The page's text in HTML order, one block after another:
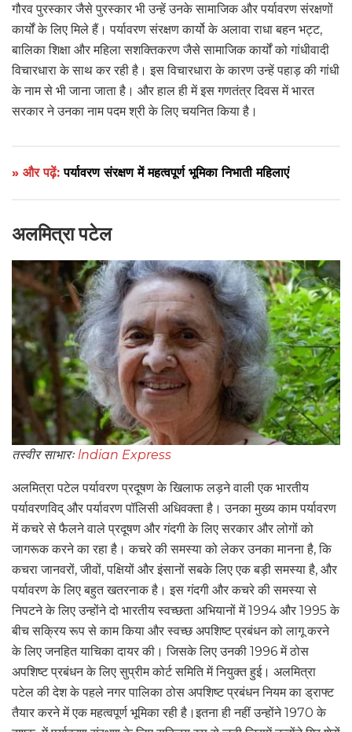
गौरव पुरस्कार जैसे पुरस्कार भी उन्हें उनके सामाजिक और पर्यावरण संरक्षणों
कार्यों के लिए मिले हैं। पर्यावरण संरक्षण कार्यो के अलावा राधा बहन भट्ट,
बालिका शिक्षा और महिला सशक्तिकरण जैसे सामाजिक कार्यों को गांधीवादी
विचारधारा के साथ कर रही है। इस विचारधारा के कारण उन्हें पहाड़ की गांधी
के नाम से भी जाना जाता है। और हाल ही में इस गणतंत्र दिवस में भारत
सरकार ने उनका नाम पदम श्री के लिए चयनित किया है।
» और पढ़ें:पर्यावरण संरक्षण में महत्वपूर्ण भूमिका निभाती महिलाएं
अलमित्रा पटेल
तस्वीर साभारःlndian Express
अलमित्रा पटेल पर्यावरण प्रदूषण के खिलाफ लड़ने वाली एक भारतीय
पर्यावरणविद् और पर्यावरण पॉलिसी अधिवक्ता है। उनका मुख्य काम पर्यावरण
में कचरे से फैलने वाले प्रदूषण और गंदगी के लिए सरकार और लोगों को
जागरूक करने का रहा है। कचरे की समस्या को लेकर उनका मानना है, कि
कचरा जानवरों, जीवों, पक्षियों और इंसानों सबके लिए एक बड़ी समस्या है, और
पर्यावरण के लिए बहुत खतरनाक है। इस गंदगी और कचरे की समस्या से
निपटने के लिए उन्होंने दो भारतीय स्वच्छता अभियानों में 1994 और 1995 के
बीच सक्रिय रूप से काम किया और स्वच्छ अपशिष्ट प्रबंधन को लागू करने
के लिए जनहित याचिका दायर की। जिसके लिए उनकी 1996 में ठोस
अपशिष्ट प्रबंधन के लिए सुप्रीम कोर्ट समिति में नियुक्त हुई। अलमित्रा
पटेल की देश के पहले नगर पालिका ठोस अपशिष्ट प्रबंधन नियम का ड्राफ्ट
तैयार करने में एक महत्वपूर्ण भूमिका रही है।इतना ही नहीं उन्होंने 1970 के